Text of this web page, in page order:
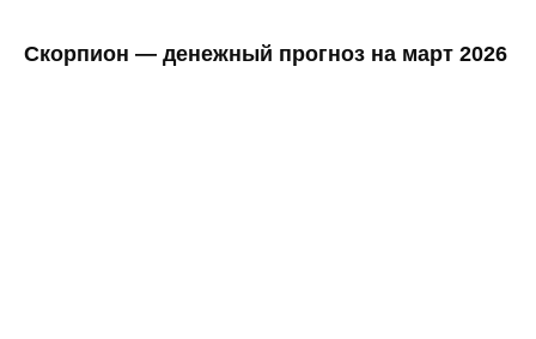
Скорпион — денежный прогноз на март 2026